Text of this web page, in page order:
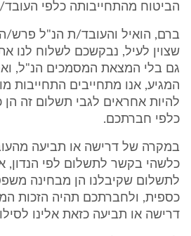
הביטוח מהתחייבותה כלפי
ברם, הואיל והעובד/ת הנ"ל פרש/
שצוין לעיל, נבקשכם לשלוח לנו את
גם בלי המצאת המסמכים הנ"ל,
המגיע, אנו מתחייבים התחייבות
להיות אחראים לגבי תשלום זה הן
כלפי חברתכם.
במקרה של דרישה או תביעה
כלשהי בקשר לתשלום לפי הנדון,
לתשלום שקיבלנו הן מבחינה
כספית, ולחברתכם תהיה הזכות
דרישה או תביעה כזאת אלינו